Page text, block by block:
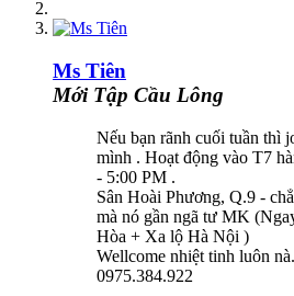
Ms Tiên
Mới Tập Cầu Lông
Nếu bạn rãnh cuối tuần thì
mình . Hoạt động vào T7
- 5:00 PM .
Sân Hoài Phương, Q.9 -
mà nó gần ngã tư MK
Hòa + Xa lộ Hà Nội )
Wellcome nhiệt tinh luôn
0975.384.922